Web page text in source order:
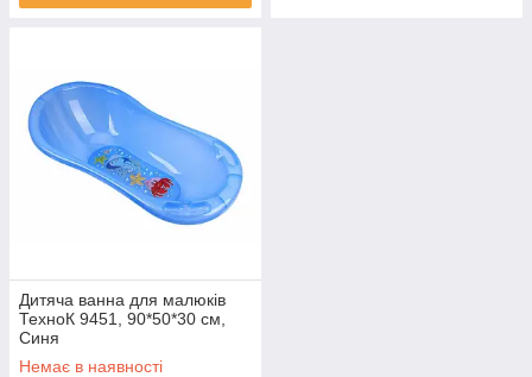
Дитяча ванна для малюків
ТехноК 9451, 90*50*30 см,
Синя
Немає в наявності